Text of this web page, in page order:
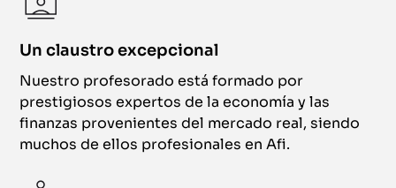
Un claustro excepcional
Nuestro profesorado está formado por
prestigiosos expertos de la economía y las
finanzas provenientes del mercado real, siendo
muchos de ellos profesionales en Afi.